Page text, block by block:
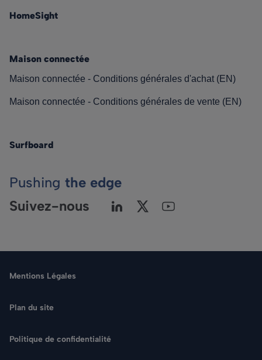
HomeSight
Maison connectée
Maison connectée - Conditions générales d'achat (EN)
Maison connectée - Conditions générales de vente (EN)
Surfboard
Pushing the edge
Suivez-nous
Mentions Légales
Plan du site
Politique de confidentialité